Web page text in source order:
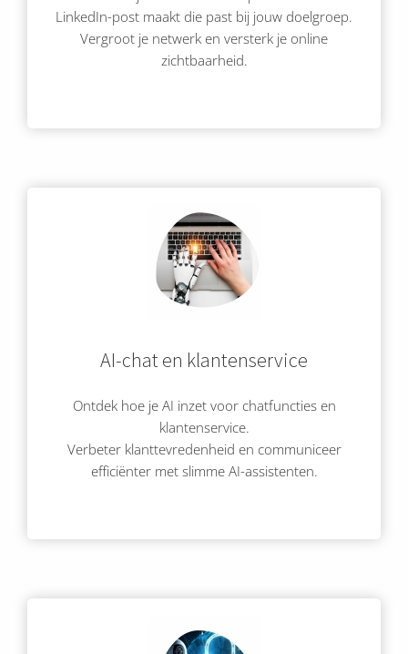
LinkedIn-post maakt die past bij jouw doelgroep.
Vergroot je netwerk en versterk je online
zichtbaarheid.
AI-chat en klantenservice
Ontdek hoe je AI inzet voor chatfuncties en
klantenservice.
Verbeter klanttevredenheid en communiceer
efficiënter met slimme AI-assistenten.